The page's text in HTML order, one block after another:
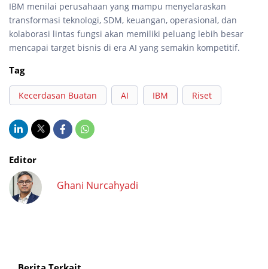
IBM menilai perusahaan yang mampu menyelaraskan
transformasi teknologi, SDM, keuangan, operasional, dan
kolaborasi lintas fungsi akan memiliki peluang lebih besar
mencapai target bisnis di era AI yang semakin kompetitif.
Tag
Kecerdasan Buatan AI IBM Riset
Editor
Ghani Nurcahyadi